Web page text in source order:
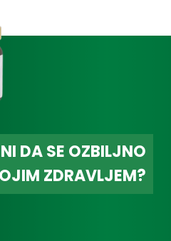
DA SE OZBILJNO
ZDRAVLJEM?